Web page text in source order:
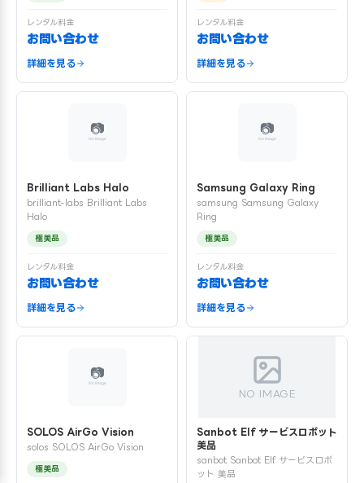
レンタル料金
お問い合わせ
詳細を見る
レンタル料金
お問い合わせ
詳細を見る
Brilliant Labs Halo
brilliant-labs Brilliant Labs
Halo
極美品
レンタル料金
お問い合わせ
詳細を見る
Samsung Galaxy Ring
samsung Samsung Galaxy
Ring
極美品
レンタル料金
お問い合わせ
詳細を見る
SOLOS AirGo Vision
solos SOLOS AirGo Vision
極美品
NO IMAGE
Sanbot Elf サービスロボット
美品
sanbot Sanbot Elf サービスロボ
ット 美品